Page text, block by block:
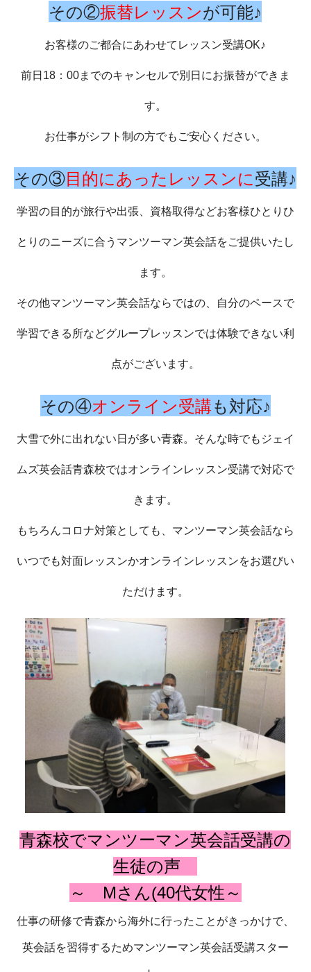
その②振替レッスンが可能♪
お客様のご都合にあわせてレッスン受講OK♪
前日18：00までのキャンセルで別日にお振替ができま
す。
お仕事がシフト制の方でもご安心ください。
その③目的にあったレッスンに受講♪
学習の目的が旅行や出張、資格取得などお客様ひとりひ
とりのニーズに合うマンツーマン英会話をご提供いたし
ます。
その他マンツーマン英会話ならではの、自分のペースで
学習できる所などグループレッスンでは体験できない利
点がございます。
その④オンライン受講も対応♪
大雪で外に出れない日が多い青森。そんな時でもジェイ
ムズ英会話青森校ではオンラインレッスン受講で対応で
きます。
もちろんコロナ対策としても、マンツーマン英会話なら
いつでも対面レッスンかオンラインレッスンをお選びい
ただけます。
青森校でマンツーマン英会話受講の
生徒の声
～ Mさん(40代女性～
仕事の研修で青森から海外に行ったことがきっかけで、
英会話を習得するためマンツーマン英会話受講スター